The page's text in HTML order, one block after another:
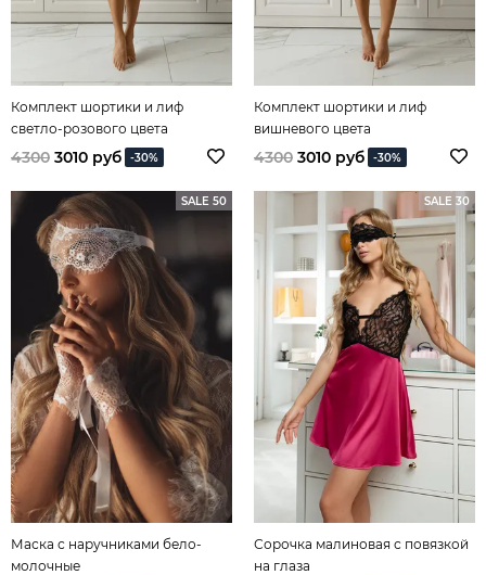
Комплект шортики и лиф
светло-розового цвета
4300 3010 руб -30%
Комплект шортики и лиф
вишневого цвета
4300 3010 руб -30%
SALE 50
Маска с наручниками бело-
молочные
SALE 30
Сорочка малиновая с повязкой
на глаза